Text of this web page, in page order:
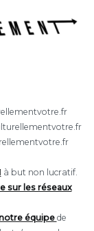
à but non lucratif.
sur les réseaux
équipe de